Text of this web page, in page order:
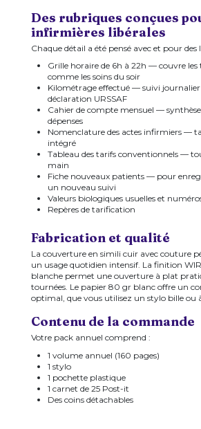
Des rubriques conçues
infirmières libérales
Chaque détail a été pensé avec et pour des
Grille horaire de 6h à 22h — couvre
comme les soins du soir
Kilométrage effectué — suivi
déclaration URSSAF
Cahier de compte mensuel — synthèse
dépenses
Nomenclature des actes infirmiers —
intégré
Tableau des tarifs conventionnels —
main
Fiche nouveaux patients — pour
un nouveau suivi
Valeurs biologiques usuelles et
Repères de tarification
Fabrication et qualité
La couverture en simili cuir avec couture
un usage quotidien intensif. La finition
blanche permet une ouverture à plat
tournées. Le papier 80 gr blanc offre un
optimal, que vous utilisez un stylo bille ou
Contenu de la commande
Votre pack annuel comprend :
1 volume annuel (160 pages)
1 stylo
1 pochette plastique
1 carnet de 25 Post-it
Des coins détachables